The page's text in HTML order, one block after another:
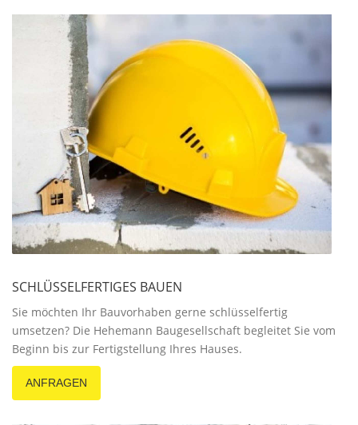
SCHLÜSSELFERTIGES BAUEN
Sie möchten Ihr Bauvorhaben gerne schlüsselfertig
umsetzen? Die Hehemann Baugesellschaft begleitet Sie vom
Beginn bis zur Fertigstellung Ihres Hauses.
ANFRAGEN